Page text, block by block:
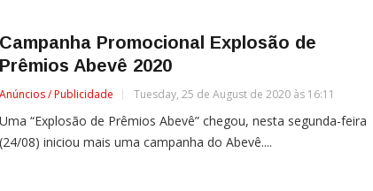
Campanha Promocional Explosão de
Prêmios Abevê 2020
Anúncios / Publicidade Tuesday, 25 de August de 2020 às 16:11
Uma “Explosão de Prêmios Abevê” chegou, nesta segunda-feira
(24/08) iniciou mais uma campanha do Abevê....